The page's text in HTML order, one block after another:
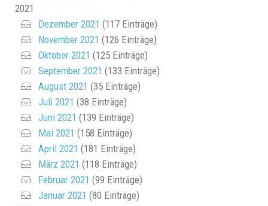
2021
Dezember 2021 (117 Einträge)
November 2021 (126 Einträge)
Oktober 2021 (125 Einträge)
September 2021 (133 Einträge)
August 2021 (35 Einträge)
Juli 2021 (38 Einträge)
Juni 2021 (139 Einträge)
Mai 2021 (158 Einträge)
April 2021 (181 Einträge)
März 2021 (118 Einträge)
Februar 2021 (99 Einträge)
Januar 2021 (80 Einträge)